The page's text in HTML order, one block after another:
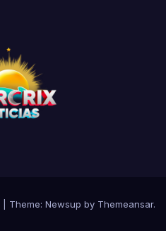
Theme: Newsup by Themeansar.